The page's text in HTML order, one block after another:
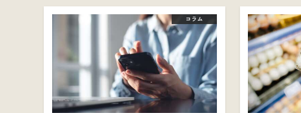
コラム